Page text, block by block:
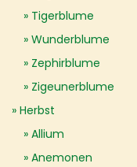
Tigerblume
Wunderblume
Zephirblume
Zigeunerblume
Herbst
Allium
Anemonen